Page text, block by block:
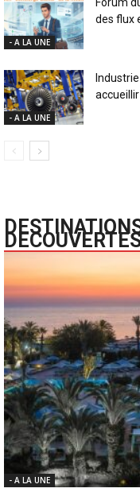
- A LA UNE
des flux
- A LA UNE
accueillir
- A LA UNE